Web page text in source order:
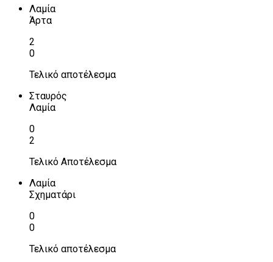
Λαμία
Άρτα
2
0
Τελικό αποτέλεσμα
Σταυρός
Λαμία
0
2
Τελικό Αποτέλεσμα
Λαμία
Σχηματάρι
0
0
Τελικό αποτέλεσμα